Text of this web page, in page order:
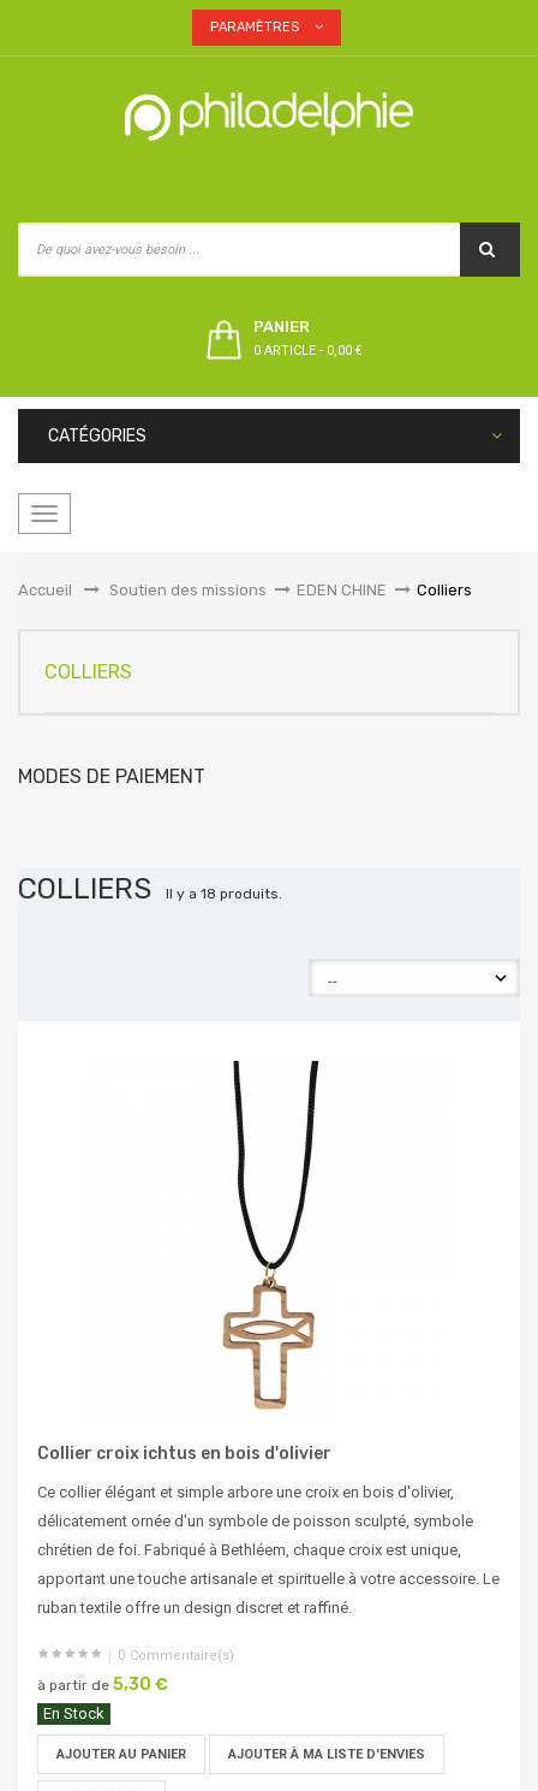
PARAMÈTRES
PANIER
0 ARTICLE - 0,00 €
CATÉGORIES
Basculer
Accueil
&gt;Soutien des missions > EDEN CHINE > Colliers
COLLIERS
MODES DE PAIEMENT
COLLIERS Il y a 18 produits.
Collier croix ichtus en bois d'olivier
Ce collier élégant et simple arbore une croix en bois d'olivier,
délicatement ornée d'un symbole de poisson sculpté, symbole
chrétien de foi. Fabriqué à Bethléem, chaque croix est unique,
apportant une touche artisanale et spirituelle à votre accessoire. Le
ruban textile offre un design discret et raffiné.
0 Commentaire(s)
à partir de 5,30 €
En Stock
AJOUTER AU PANIER AJOUTER À MA LISTE D'ENVIES